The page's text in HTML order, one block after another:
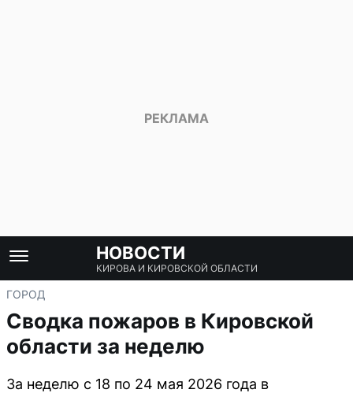
НОВОСТИ
КИРОВА И КИРОВСКОЙ ОБЛАСТИ
ГОРОД
Сводка пожаров в Кировской
области за неделю
За неделю с 18 по 24 мая 2026 года в